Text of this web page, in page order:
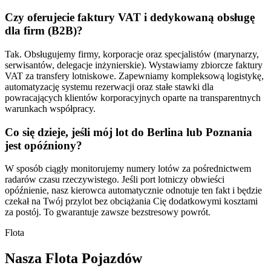
Czy oferujecie faktury VAT i dedykowaną obsługę
dla firm (B2B)?
Tak. Obsługujemy firmy, korporacje oraz specjalistów (marynarzy,
serwisantów, delegacje inżynierskie). Wystawiamy zbiorcze faktury
VAT za transfery lotniskowe. Zapewniamy kompleksową logistykę,
automatyzację systemu rezerwacji oraz stałe stawki dla
powracających klientów korporacyjnych oparte na transparentnych
warunkach współpracy.
Co się dzieje, jeśli mój lot do Berlina lub Poznania
jest opóźniony?
W sposób ciągły monitorujemy numery lotów za pośrednictwem
radarów czasu rzeczywistego. Jeśli port lotniczy obwieści
opóźnienie, nasz kierowca automatycznie odnotuje ten fakt i będzie
czekał na Twój przylot bez obciążania Cię dodatkowymi kosztami
za postój. To gwarantuje zawsze bezstresowy powrót.
Flota
Nasza Flota Pojazdów